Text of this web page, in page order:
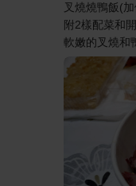
叉燒燒鴨飯(
附2樣配菜和
軟嫩的叉燒和